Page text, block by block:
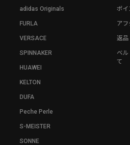
adidas Originals
FURLA
VERSACE
SPINNAKER
HUAWEI
KELTON
DUFA
Peche Perle
S-MEISTER
SONNE
ポイ
アフ
返品
ベ
て